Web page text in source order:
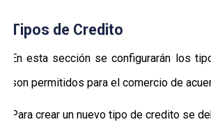
Tipos de Credito
En esta sección se configurarán los
son permitidos para el comercio de
Para crear un nuevo tipo de credito se